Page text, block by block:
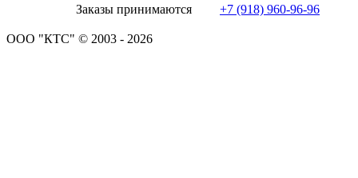
Заказы принимаются
+7 (918) 960-96-96
ООО "КТС" © 2003 - 2026